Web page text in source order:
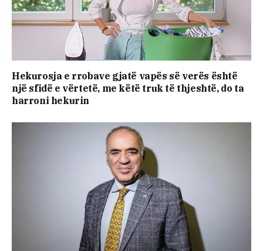
Hekurosja e rrobave gjatë vapës së verës është
një sfidë e vërtetë, me këtë truk të thjeshtë, do ta
harroni hekurin